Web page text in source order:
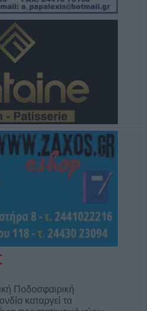
Ποδοσφαιρική
καταργεί τα